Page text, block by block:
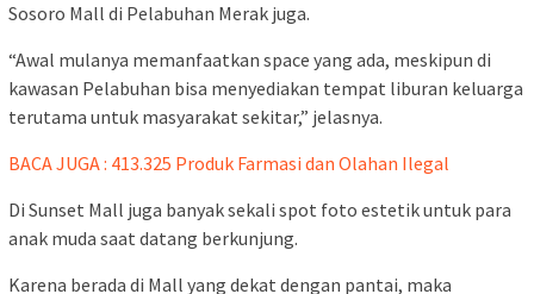
Sosoro Mall di Pelabuhan Merak juga.
“Awal mulanya memanfaatkan space yang ada, meskipun di
kawasan Pelabuhan bisa menyediakan tempat liburan keluarga
terutama untuk masyarakat sekitar,” jelasnya.
BACA JUGA : 413.325 Produk Farmasi dan Olahan Ilegal
Di Sunset Mall juga banyak sekali spot foto estetik untuk para
anak muda saat datang berkunjung.
Karena berada di Mall yang dekat dengan pantai, maka